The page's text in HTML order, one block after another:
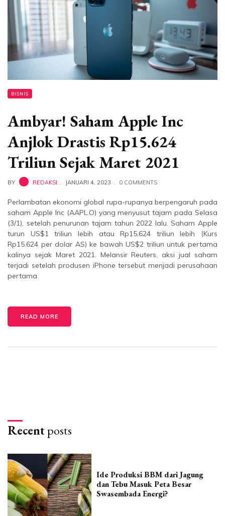
BISNIS
Ambyar! Saham Apple Inc
Anjlok Drastis Rp15.624
Triliun Sejak Maret 2021
BY REDAKSI JANUARI 4, 2023 0 COMMENTS
Perlambatan ekonomi global rupa-rupanya berpengaruh pada
saham Apple Inc (AAPL.O) yang menyusut tajam pada Selasa
(3/1), setelah penurunan tajam tahun 2022 lalu. Saham Apple
turun US$1 triliun lebih atau Rp15.624 triliun lebih (Kurs
Rp15.624 per dolar AS) ke bawah US$2 triliun untuk pertama
kalinya sejak Maret 2021. Melansir Reuters, aksi jual saham
terjadi setelah produsen iPhone tersebut menjadi perusahaan
pertama
READ MORE
Recentposts
Ide Produksi BBM dari Jagung
dan Tebu Masuk Peta Besar
Swasembada Energi?